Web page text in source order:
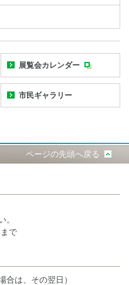
展覧会カレンダー
市民ギャラリー
ページの先頭へ戻る
。
で
合は、その翌日）